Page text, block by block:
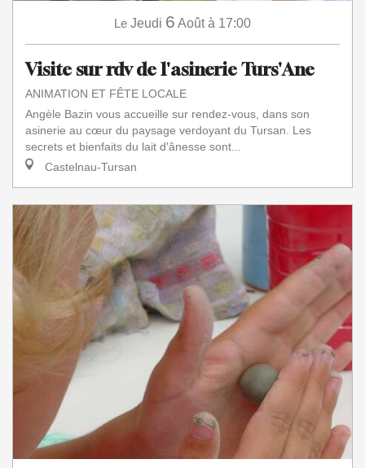
Le Jeudi 6 Août à 17:00
Visite sur rdv de l'asinerie Turs'Ane
ANIMATION ET FÊTE LOCALE
Angèle Bazin vous accueille sur rendez-vous, dans son
asinerie au cœur du paysage verdoyant du Tursan. Les
secrets et bienfaits du lait d'ânesse sont...
Castelnau-Tursan